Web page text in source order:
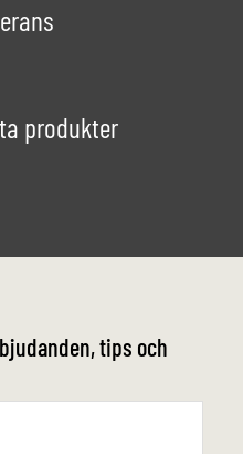
produkter
tips och